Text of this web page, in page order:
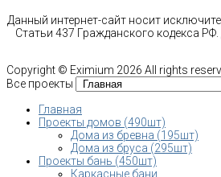
Данный интернет-сайт носит
Статьи 437 Гражданского кодекса
Copyright © Eximium 2026 All rights
Все проекты
Главная
Проекты домов (490шт)
Дома из бревна (195шт)
Дома из бруса (295шт)
Проекты бань (450шт)
Каркасные бани